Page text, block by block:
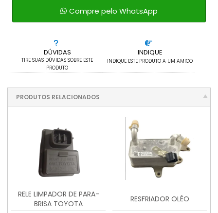
DÚVIDAS
TIRE SUAS DÚVIDAS SOBRE ESTE
PRODUTO
INDIQUE
INDIQUE ESTE PRODUTO A UM AMIGO
Compre pelo WhatsApp
PRODUTOS RELACIONADOS
RELE LIMPADOR DE PARA-
BRISA TOYOTA
RESFRIADOR OLÉO